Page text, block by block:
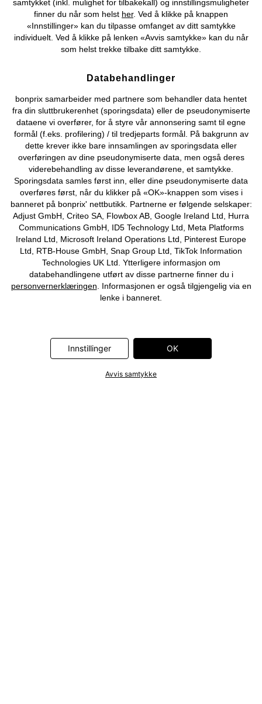
Du kan også finne oss på
Cookie-innstillinger
Om Oss Angre kjøp
© 2026 bonprix.
samtykket (inkl. mulighet for tilbakekall) og innstillingsmuligheter
finner du når som helst her. Ved å klikke på knappen
«Innstillinger» kan du tilpasse omfanget av ditt samtykke
individuelt. Ved å klikke på lenken «Avvis samtykke» kan du når
som helst trekke tilbake ditt samtykke.
Databehandlinger
bonprix samarbeider med partnere som behandler data hentet
fra din sluttbrukerenhet (sporingsdata) eller de pseudonymiserte
dataene vi overfører, for å styre vår annonsering samt til egne
formål (f.eks. profilering) / til tredjeparts formål. På bakgrunn av
dette krever ikke bare innsamlingen av sporingsdata eller
overføringen av dine pseudonymiserte data, men også deres
viderebehandling av disse leverandørene, et samtykke.
Sporingsdata samles først inn, eller dine pseudonymiserte data
overføres først, når du klikker på «OK»-knappen som vises i
banneret på bonprix' nettbutikk. Partnerne er følgende selskaper:
Adjust GmbH, Criteo SA, Flowbox AB, Google Ireland Ltd, Hurra
Communications GmbH, ID5 Technology Ltd, Meta Platforms
Ireland Ltd, Microsoft Ireland Operations Ltd, Pinterest Europe
Ltd, RTB-House GmbH, Snap Group Ltd, TikTok Information
Technologies UK Ltd. Ytterligere informasjon om
databehandlingene utført av disse partnerne finner du i
personvernerklæringen . Informasjonen er også tilgjengelig via en
lenke i banneret.
Innstillinger OK
Avvis samtykke